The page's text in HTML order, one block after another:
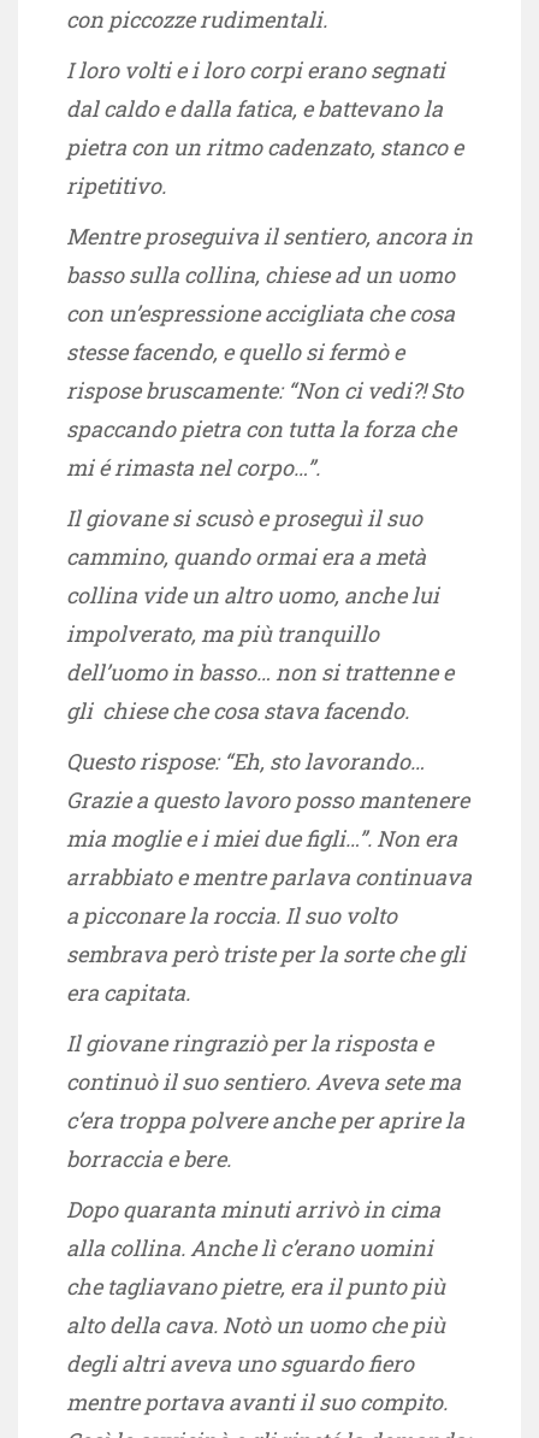
con piccozze rudimentali.
I loro volti e i loro corpi erano segnati
dal caldo e dalla fatica, e battevano la
pietra con un ritmo cadenzato, stanco e
ripetitivo.
Mentre proseguiva il sentiero, ancora in
basso sulla collina, chiese ad un uomo
con un’espressione accigliata che cosa
stesse facendo, e quello si fermò e
rispose bruscamente: “Non ci vedi?! Sto
spaccando pietra con tutta la forza che
mi é rimasta nel corpo…”.
Il giovane si scusò e proseguì il suo
cammino, quando ormai era a metà
collina vide un altro uomo, anche lui
impolverato, ma più tranquillo
dell’uomo in basso… non si trattenne e
gli chiese che cosa stava facendo.
Questo rispose: “Eh, sto lavorando…
Grazie a questo lavoro posso mantenere
mia moglie e i miei due figli…”. Non era
arrabbiato e mentre parlava continuava
a picconare la roccia. Il suo volto
sembrava però triste per la sorte che gli
era capitata.
Il giovane ringraziò per la risposta e
continuò il suo sentiero. Aveva sete ma
c’era troppa polvere anche per aprire la
borraccia e bere.
Dopo quaranta minuti arrivò in cima
alla collina. Anche lì c’erano uomini
che tagliavano pietre, era il punto più
alto della cava. Notò un uomo che più
degli altri aveva uno sguardo fiero
mentre portava avanti il suo compito.